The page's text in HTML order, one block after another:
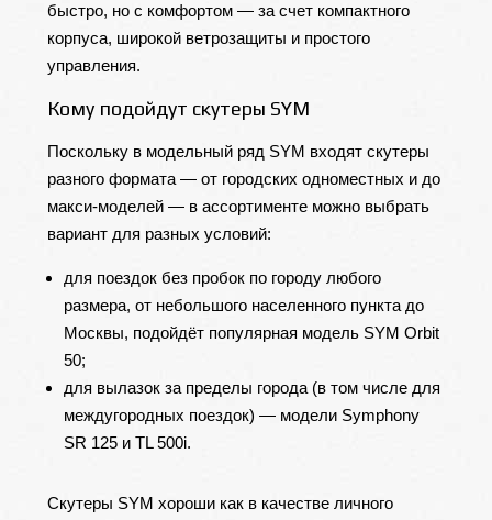
быстро, но с комфортом — за счет компактного
корпуса, широкой ветрозащиты и простого
управления.
Кому подойдут скутеры SYM
Поскольку в модельный ряд SYM входят скутеры
разного формата — от городских одноместных и до
макси-моделей — в ассортименте можно выбрать
вариант для разных условий:
для поездок без пробок по городу любого
размера, от небольшого населенного пункта до
Москвы, подойдёт популярная модель SYM Orbit
50;
для вылазок за пределы города (в том числе для
междугородных поездок) — модели Symphony
SR 125 и TL 500i.
Скутеры SYM хороши как в качестве личного